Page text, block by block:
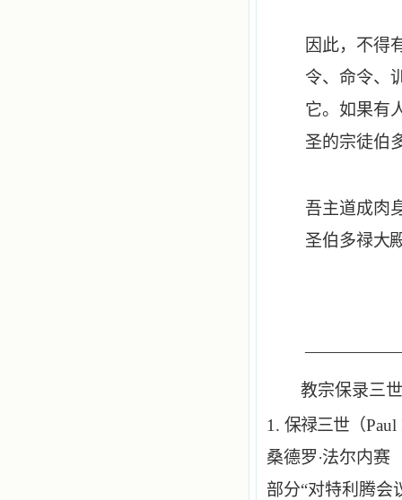
因此，不得
令、命令、
它。如果有
圣的宗徒伯
吾主道成肉
圣伯多禄大
—————
教宗保录三
1. 保禄三世 （
桑德罗·法尔内赛
部分“对特利腾会